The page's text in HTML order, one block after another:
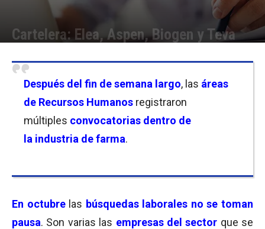
Cartelera: Elea, Aspen, Biogen y Teva
Después del fin de semana largo, las áreas
de Recursos Humanos registraron
múltiples convocatorias dentro de
la industria de farma.
En octubrelas búsquedas laborales no se toman
pausa. Son varias las empresas del sector que se